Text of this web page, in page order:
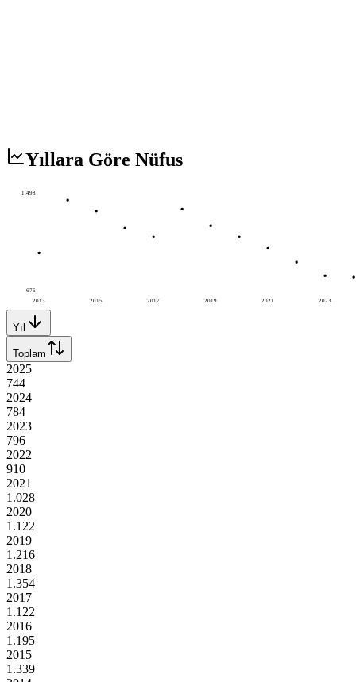
Yıllara Göre Nüfus
2013 2015 2017 2019 2021 2023
1.498
676
Yıl
Toplam
2025
744
2024
784
2023
796
2022
910
2021
1.028
2020
1.122
2019
1.216
2018
1.354
2017
1.122
2016
1.195
2015
1.339